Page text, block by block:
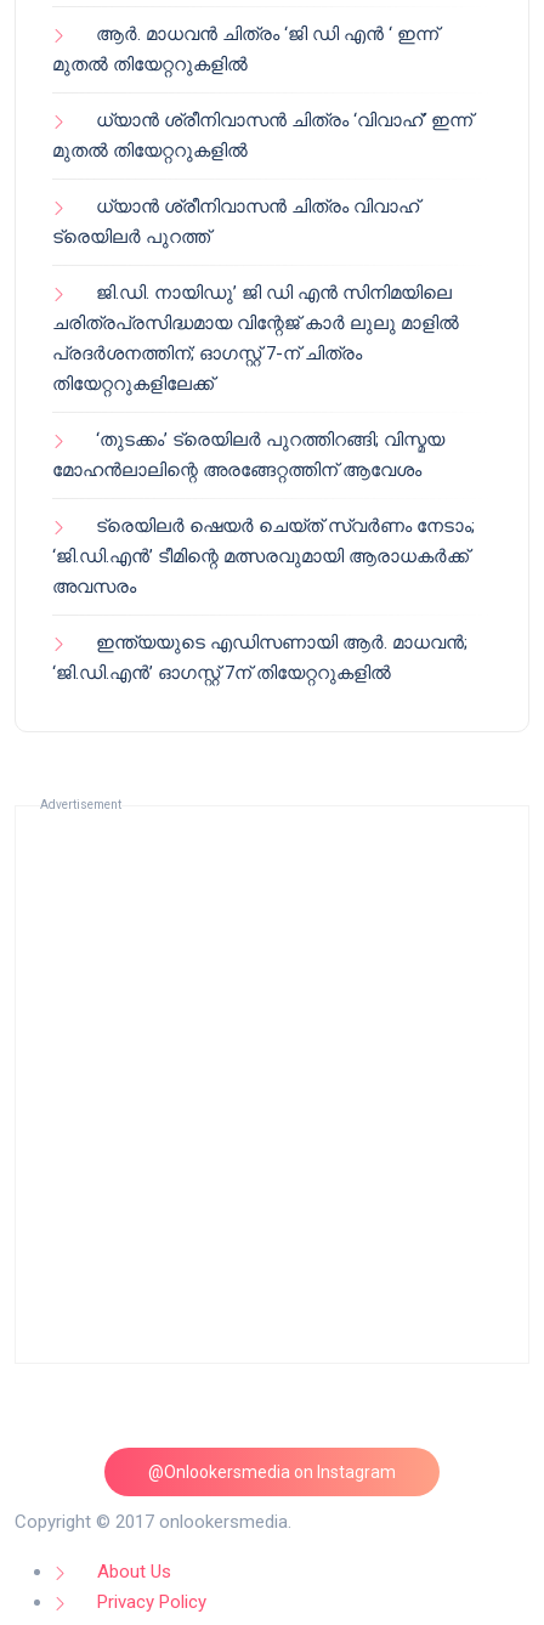
ആർ. മാധവൻ ചിത്രം ‘ജി ഡി എൻ ‘ ഇന്ന്
മുതൽ തിയേറ്ററുകളിൽ
ധ്യാൻ ശ്രീനിവാസൻ ചിത്രം ‘വിവാഹ്’ ഇന്ന്
മുതൽ തിയേറ്ററുകളിൽ
ധ്യാൻ ശ്രീനിവാസൻ ചിത്രം വിവാഹ്
ട്രെയിലർ പുറത്ത്
ജി.ഡി. നായിഡു’ ജി ഡി എൻ സിനിമയിലെ
ചരിത്രപ്രസിദ്ധമായ വിന്റേജ് കാർ ലുലു മാളിൽ
പ്രദർശനത്തിന്; ഓഗസ്റ്റ് 7-ന് ചിത്രം
തിയേറ്ററുകളിലേക്ക്
‘തുടക്കം’ ട്രെയിലർ പുറത്തിറങ്ങി; വിസ്മയ
മോഹൻലാലിന്റെ അരങ്ങേറ്റത്തിന് ആവേശം
ട്രെയിലർ ഷെയർ ചെയ്‌ത് സ്വർണം നേടാം;
‘ജി.ഡി.എൻ’ ടീമിന്റെ മത്സരവുമായി ആരാധകർക്ക്
അവസരം
ഇന്ത്യയുടെ എഡിസണായി ആർ. മാധവൻ;
‘ജി.ഡി.എൻ’ ഓഗസ്റ്റ് 7ന് തിയേറ്ററുകളിൽ
Advertisement
@Onlookersmedia on Instagram
Follow on Instagram
Copyright © 2017 onlookersmedia.
About Us
Privacy Policy